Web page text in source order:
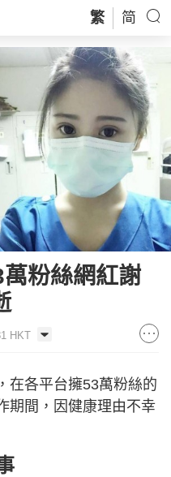
繁 简
粉絲網紅謝
HKT
在各平台擁53萬粉絲的
期間，因健康理由不幸